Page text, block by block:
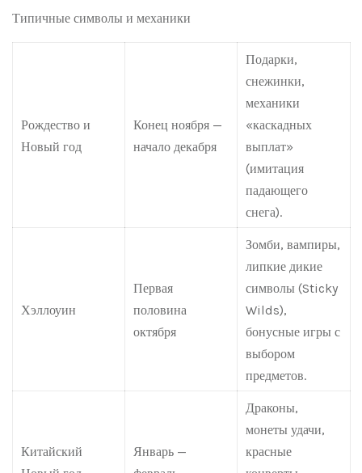
Типичные символы и механики
Рождество и
Новый год
Конец ноября —
начало декабря
Подарки,
снежинки,
механики
«каскадных
выплат»
(имитация
падающего
снега).
Хэллоуин
Первая
половина
октября
Зомби, вампиры,
липкие дикие
символы (Sticky
Wilds),
бонусные игры с
выбором
предметов.
Китайский
Январь —
Драконы,
монеты удачи,
красные